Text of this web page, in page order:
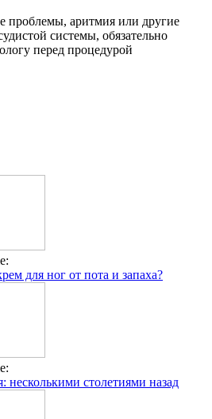
проблемы, аритмия или другие
системы, обязательно
перед процедурой
для ног от пота и запаха?
несколькими столетиями назад